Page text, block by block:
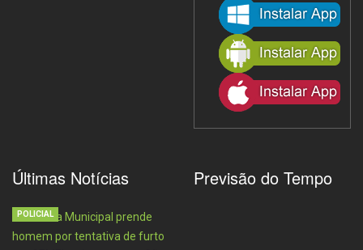
Últimas Notícias
POLICIAL
Previsão do Tempo